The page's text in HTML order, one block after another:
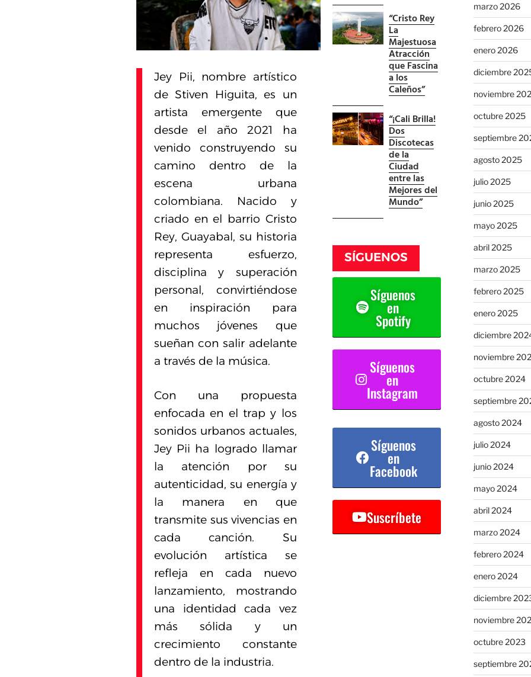
Jey Pii, nombre artístico
de Stiven Higuita, es un
artista emergente que
desde el año 2021 ha
venido construyendo su
camino dentro de la
escena urbana
colombiana. Nacido y
criado en el barrio Cristo
Rey, Guayabal, su historia
representa esfuerzo,
disciplina y superación
personal, convirtiéndose
en inspiración para
muchos jóvenes que
sueñan con salir adelante
a través de la música.
Con una propuesta
enfocada en el trap y los
sonidos urbanos actuales,
Jey Pii ha logrado llamar
la atención por su
autenticidad, su energía y
la manera en que
transmite sus vivencias en
cada canción. Su
evolución artística se
refleja en cada nuevo
lanzamiento, mostrando
una identidad cada vez
más sólida y un
crecimiento constante
dentro de la industria.
“Cristo Rey
La
Majestuosa
Atracción
que Fascina
a los
Caleños”
“¡Cali Brilla!
Dos
Discotecas
de la
Ciudad
entre las
Mejores del
Mundo”
SÍGUENOS
Síguenos
en
Spotify
Síguenos
en
Instagram
Síguenos
en
Facebook
Suscríbete
marzo 2026
febrero 2026
enero 2026
diciembre
noviembre
octubre 2025
septiembre
agosto 2025
julio 2025
junio 2025
mayo 2025
abril 2025
marzo 2025
febrero 2025
enero 2025
diciembre
noviembre
octubre 2024
septiembre
agosto 2024
julio 2024
junio 2024
mayo 2024
abril 2024
marzo 2024
febrero 2024
enero 2024
diciembre
noviembre
octubre 2023
septiembre